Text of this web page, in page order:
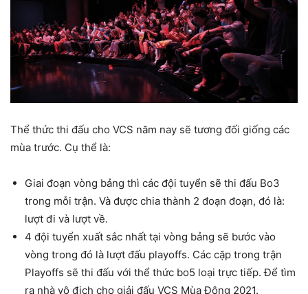
Thể thức thi đấu cho VCS năm nay sẽ tương đối giống các
mùa trước. Cụ thể là:
Giai đoạn vòng bảng thì các đội tuyển sẽ thi đấu Bo3
trong mỗi trận. Và được chia thành 2 đoạn đoạn, đó là:
lượt đi và lượt về.
4 đội tuyển xuất sắc nhất tại vòng bảng sẽ bước vào
vòng trong đó là lượt đấu playoffs. Các cặp trong trận
Playoffs sẽ thi đấu với thể thức bo5 loại trực tiếp. Để tìm
ra nhà vô địch cho giải đấu VCS Mùa Đông 2021.